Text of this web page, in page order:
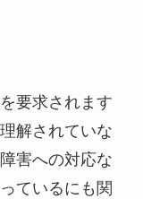
要求されます
解されていな
害への対応な
ているにも関